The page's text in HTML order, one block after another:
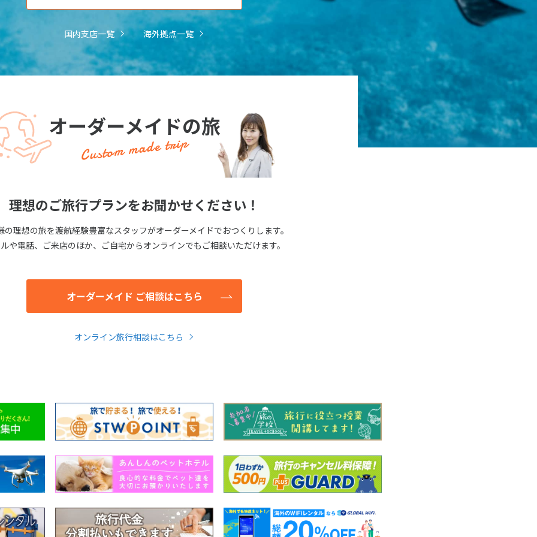
国内支店一覧 海外拠点一覧
オーダーメイドの旅
Custom made trip
理想のご旅行プランをお聞かせください！
の理想の旅を渡航経験豊富なスタッフがオーダーメイドでおつくりします。
や電話、ご来店のほか、ご自宅からオンラインでもご相談いただけます。
オーダーメイド ご相談はこちら
オンライン旅行相談はこちら